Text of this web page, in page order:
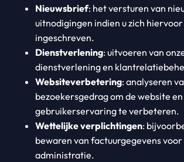
Nieuwsbrief: het versturen van
uitnodigingen indien u zich
ingeschreven.
Dienstverlening: uitvoeren van
dienstverlening en
Websiteverbetering: analyseren
bezoekersgedrag om de website en
gebruikerservaring te verbeteren.
Wettelijke verplichtingen:
bewaren van factuurgegevens voor
administratie.